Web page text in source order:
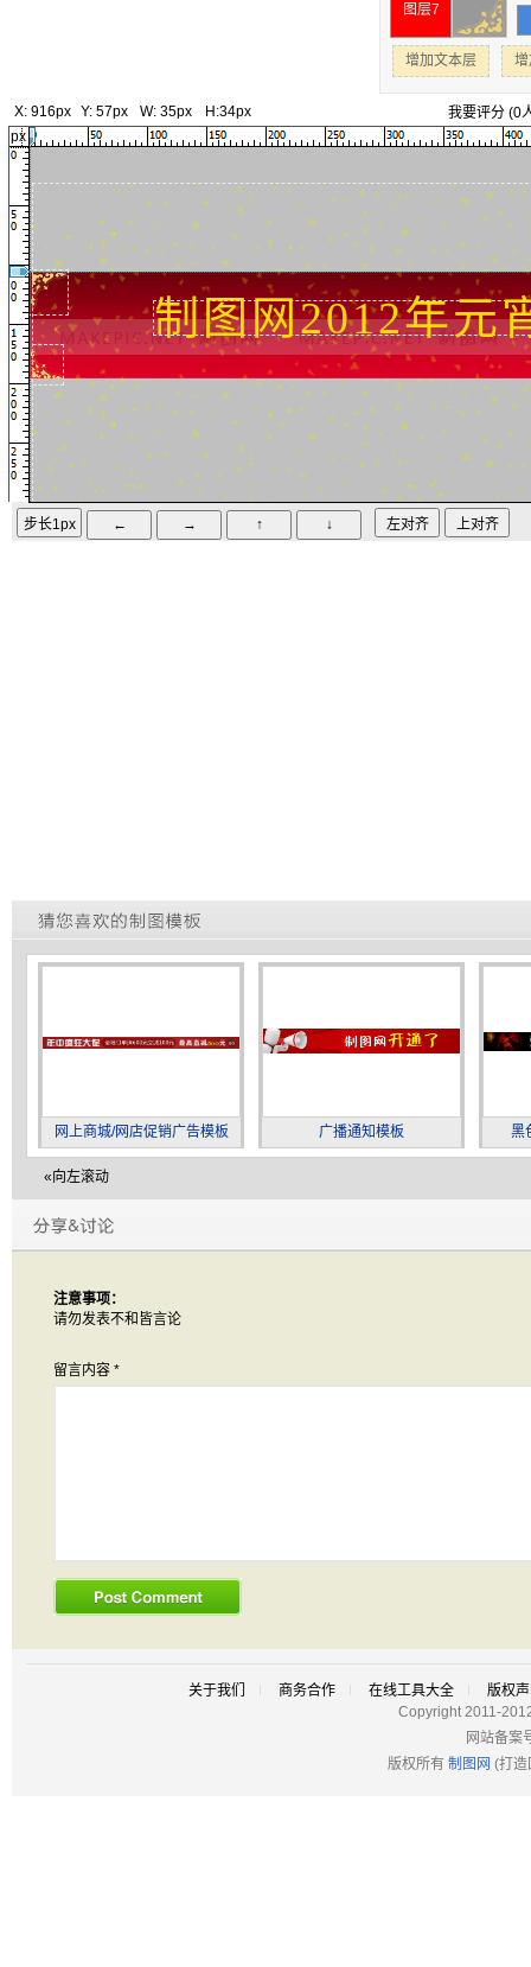
图层7
增加文本层
X: 916px Y: 57px W: 35px H:34px 我要评分 (0
制图网2012年元
px
网上商城/网店促销广告模板 广播通知模板 黑
«向左滚动
注意事项：
请勿发表不和皆言论
留言内容 *
关于我们 商务合作 在线工具大全
版权
Copyright 2011-
网站备案
版权所有 制图网 (打造